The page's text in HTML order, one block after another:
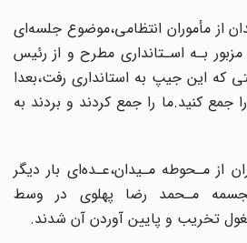
از مأموران انتظامی‌،موضوع‌ جلسه‌ای
بـه اسـتانداری مطرح و از رئیس
که این جیپ به استانداری‌ رفت،بعدا
جمع‌ کنید‌.ما را جمع کردند‌ و بردند‌ به
مـحوطه مـیدان،عـده‌ای بار دیگر
مـحمد رضا پهلوی در وسط
تخریب و پایین آوردن‌ آن‌ شدند.